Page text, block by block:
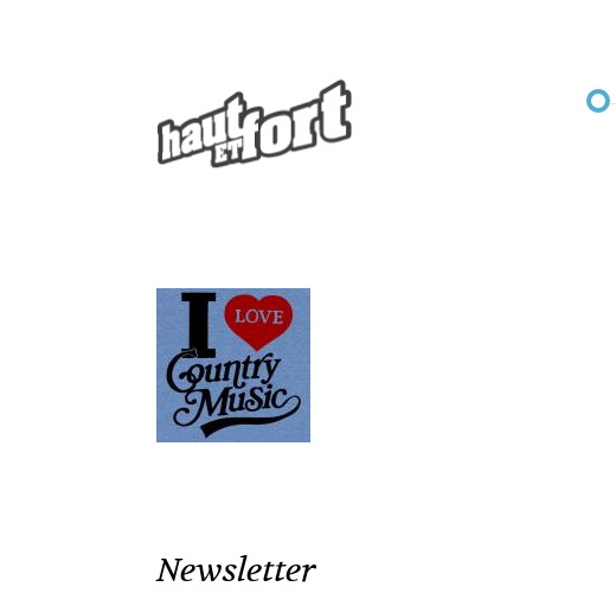
Newsletter